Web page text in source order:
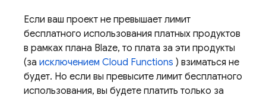
Если ваш проект не превышает лимит
бесплатного использования платных продуктов
в рамках плана Blaze, то плата за эти продукты
(за исключением Cloud Functions ) взиматься не
будет. Но если вы превысите лимит бесплатного
использования, вы будете платить только за